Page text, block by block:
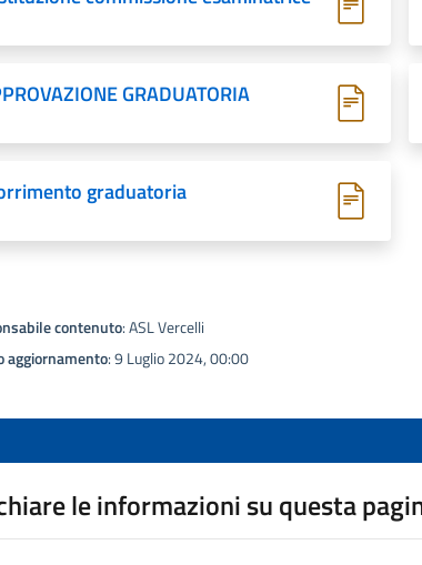
GRADUATORIA
graduatoria
contenuto: ASL Vercelli
aggiornamento: 9 Luglio 2024, 00:00
le informazioni su questa